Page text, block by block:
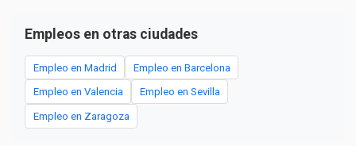
Empleos en otras ciudades
Empleo en Madrid Empleo en Barcelona
Empleo en Valencia Empleo en Sevilla
Empleo en Zaragoza